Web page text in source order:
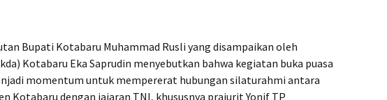
Bupati Kotabaru Muhammad Rusli yang disampaikan oleh
Kotabaru Eka Saprudin menyebutkan bahwa kegiatan buka puasa
momentum untuk mempererat hubungan silaturahmi antara
Kotabaru dengan jajaran TNI, khususnya prajurit Yonif TP